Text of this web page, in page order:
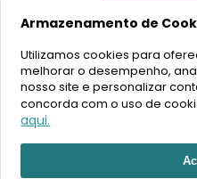
2020 Copyright - BR House
16.630.405/0001-43 - CRECI
Armazenamento de
Utilizamos cookies para
melhorar o desempenho,
nosso site e personalizar
concorda com o uso de
aqui.